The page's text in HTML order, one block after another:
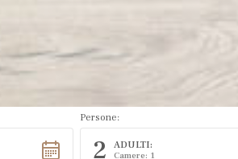
Persone:
2
ADULTI:
Camere: 1